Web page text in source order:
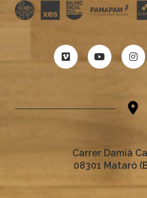
Carrer Damià
08301 Mataró